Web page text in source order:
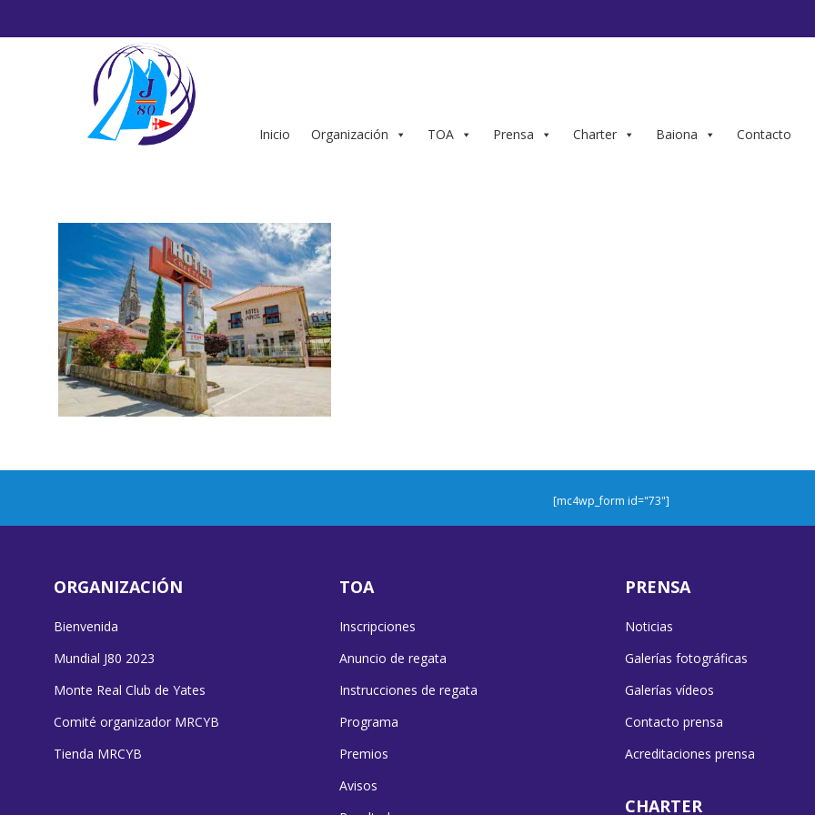
Inicio Organización TOA Prensa Charter Baiona Contacto
[mc4wp_form id="73"]
ORGANIZACIÓN
Bienvenida
Mundial J80 2023
Monte Real Club de Yates
Comité organizador MRCYB
Tienda MRCYB
TOA
Inscripciones
Anuncio de regata
Instrucciones de regata
Programa
Premios
Avisos
PRENSA
Noticias
Galerías fotográficas
Galerías vídeos
Contacto prensa
Acreditaciones prensa
CHARTER